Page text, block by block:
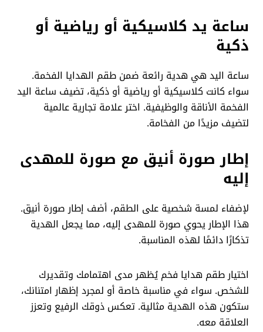
ساعة يد كلاسيكية أو رياضية أو
ذكية
ساعة اليد هي هدية رائعة ضمن طقم الهدايا الفخمة.
سواء كانت كلاسيكية أو رياضية أو ذكية، تضيف ساعة اليد
الفخمة الأناقة والوظيفية. اختر علامة تجارية عالمية
لتضيف مزيدًا من الفخامة.
إطار صورة أنيق مع صورة للمهدى
إليه
لإضفاء لمسة شخصية على الطقم، أضف إطار صورة أنيق.
هذا الإطار يحوي صورة للمهدى إليه، مما يجعل الهدية
تذكارًا دائمًا لهذه المناسبة.
اختيار طقم هدايا فخم يُظهر مدى اهتمامك وتقديرك
للشخص. سواء في مناسبة خاصة أو لمجرد إظهار امتنانك،
ستكون هذه الهدية مثالية. تعكس ذوقك الرفيع وتعزز
العلاقة معه.